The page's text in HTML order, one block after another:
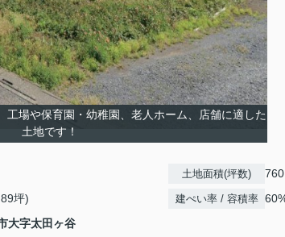
工場や保育園・幼稚園、老人ホーム、店舗に適した
土地です！
坪)
大字太田ヶ谷
土地面積(坪数)
建ぺい率 / 容積率